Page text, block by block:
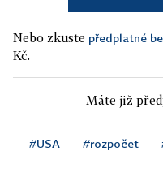
Nebo zkuste předplatné
Kč.
Máte již
#USA #rozpočet